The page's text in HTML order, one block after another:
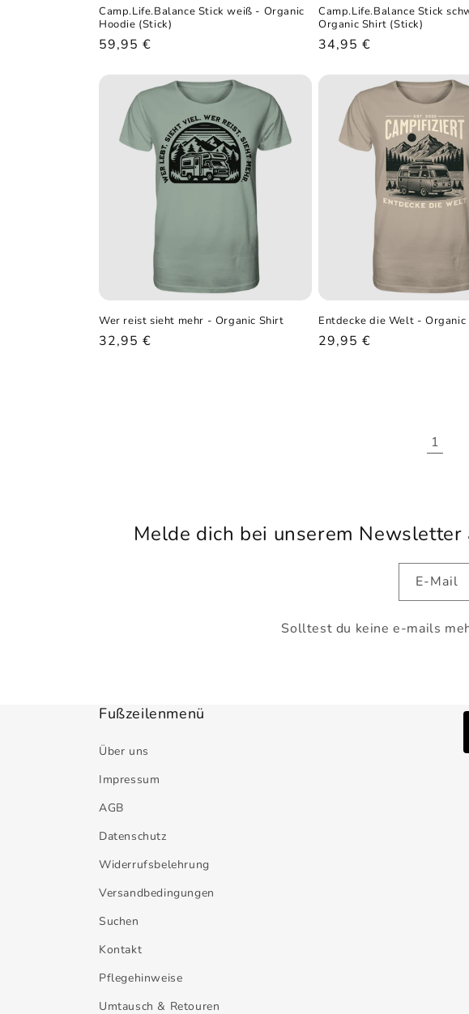
Camp.Life.Balance Stick weiß - Organic
Hoodie (Stick)
Normaler
59,95 €
Camp.Life.Balance Stick
Organic Shirt (Stick)
Normaler
34,95 €
Wer reist sieht mehr - Organic Shirt
Normaler
32,95 €
Entdecke die Welt - Organic
Normaler
29,95 €
1
Melde dich bei unserem
E-Mail
Solltest du keine e-mails
Fußzeilenmenü
Über uns
Impressum
AGB
Datenschutz
Widerrufsbelehrung
Versandbedingungen
Suchen
Kontakt
Pflegehinweise
Umtausch & Retouren